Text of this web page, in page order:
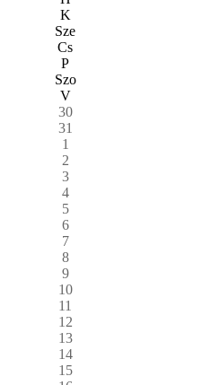
K
Sze
Cs
P
Szo
V
30
31
1
2
3
4
5
6
7
8
9
10
11
12
13
14
15